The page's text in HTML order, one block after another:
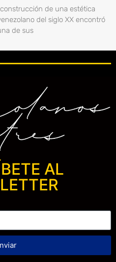
de una estética
del siglo XX encontró
de sus
AL